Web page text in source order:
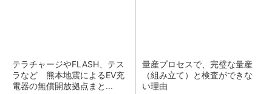
テラチャージやFLASH、テス
ラなど 熊本地震によるEV充
電器の無償開放拠点まと...
量産プロセスで、完璧な量産
（組み立て）と検査ができな
い理由